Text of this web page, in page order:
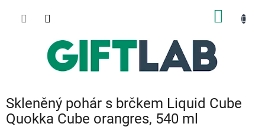
Skleněný pohár s brčkem Liquid Cube
Quokka Cube orangres, 540 ml